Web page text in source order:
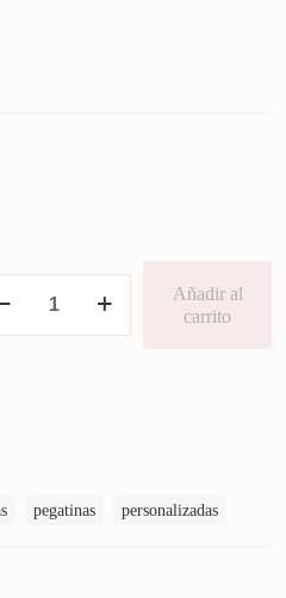
Añadir al
carrito
pegatinas personalizadas